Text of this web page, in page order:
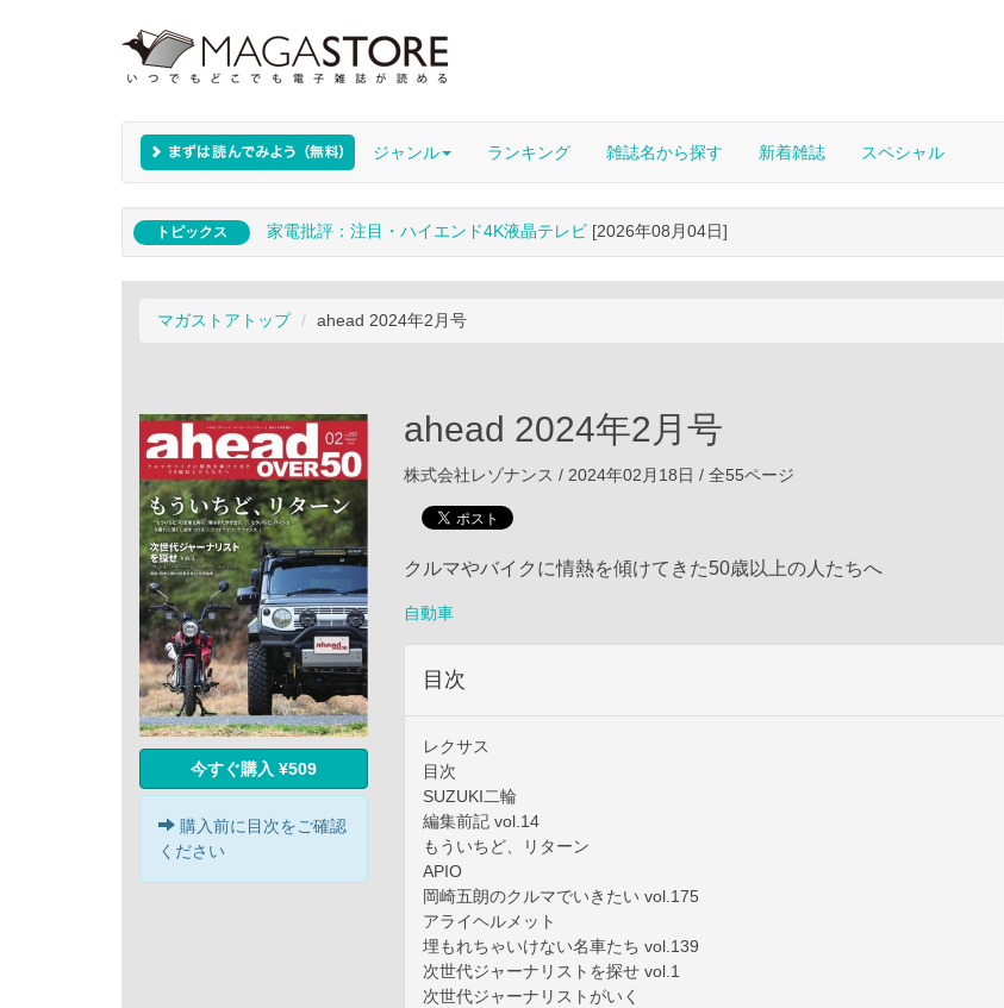
ジャンル ランキング 雑誌名から探す 新着雑誌 スペシャル
トピックス 家電批評：注目・ハイエンド4K液晶テレビ [2026年08月04日]
マガストアトップ ahead 2024年2月号
今すぐ購入 ¥509
購入前に目次をご確認
ください
ahead 2024年2月号
株式会社レゾナンス / 2024年02月18日 / 全55ページ
クルマやバイクに情熱を傾けてきた50歳以上の人たちへ
自動車
目次
レクサス
目次
SUZUKI二輪
編集前記 vol.14
もういちど、リターン
APIO
岡崎五朗のクルマでいきたい vol.175
アライヘルメット
埋もれちゃいけない名車たち vol.139
次世代ジャーナリストを探せ vol.1
次世代ジャーナリストがいく